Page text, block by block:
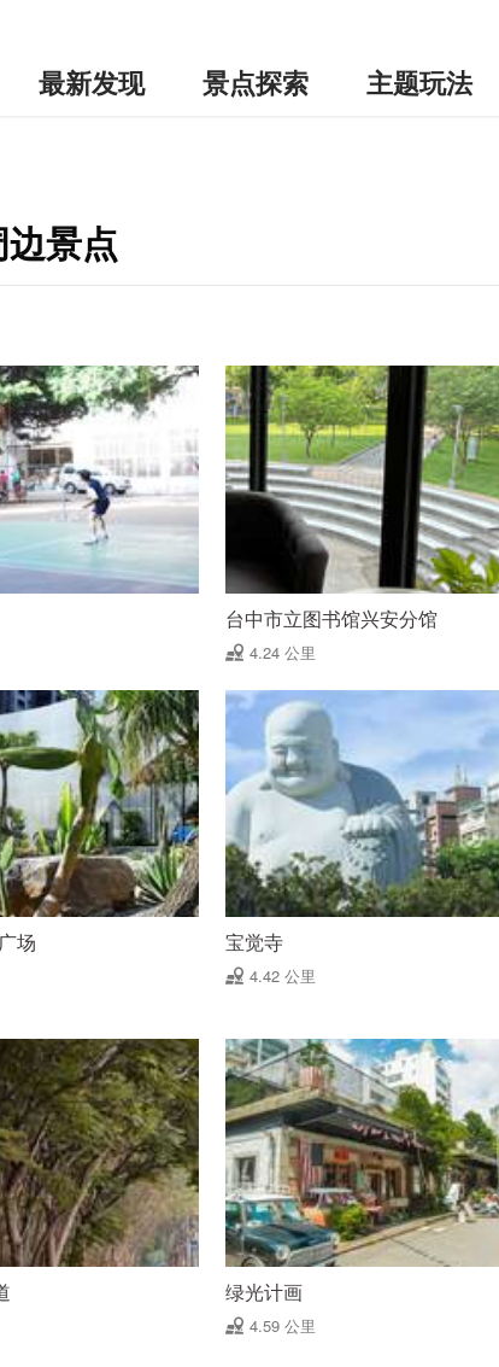
最新发现 景点探索 主题玩法
景点
台中市立图书馆兴安分馆
4.24 公里
场 宝觉寺
4.42 公里
绿光计画
4.59 公里